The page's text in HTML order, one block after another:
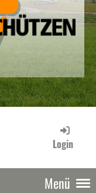
Login
Menü